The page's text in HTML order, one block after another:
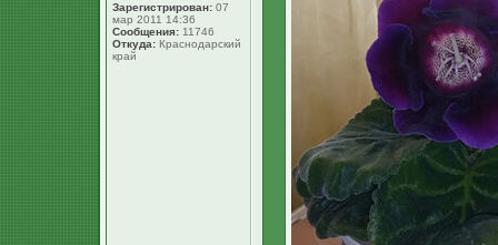
Зарегистрирован: 07
мар 2011 14:36
Сообщения: 11746
Откуда: Краснодарский
край